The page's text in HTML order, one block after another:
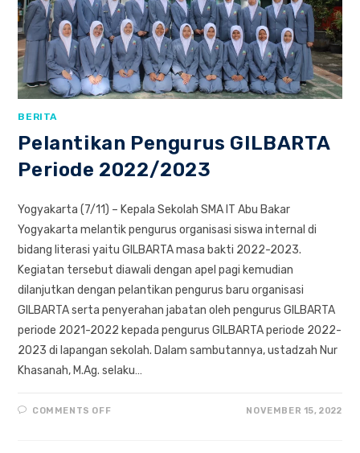
BERITA
Pelantikan Pengurus GILBARTA
Periode 2022/2023
Yogyakarta (7/11) – Kepala Sekolah SMA IT Abu Bakar
Yogyakarta melantik pengurus organisasi siswa internal di
bidang literasi yaitu GILBARTA masa bakti 2022-2023.
Kegiatan tersebut diawali dengan apel pagi kemudian
dilanjutkan dengan pelantikan pengurus baru organisasi
GILBARTA serta penyerahan jabatan oleh pengurus GILBARTA
periode 2021-2022 kepada pengurus GILBARTA periode 2022-
2023 di lapangan sekolah. Dalam sambutannya, ustadzah Nur
Khasanah, M.Ag. selaku…
COMMENTS OFFON NOVEMBER 15, 2022